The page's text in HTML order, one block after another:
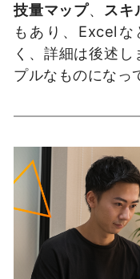
技量マップ、 スキ
もあり、Excel
く、詳細は後述
プルなものになっ